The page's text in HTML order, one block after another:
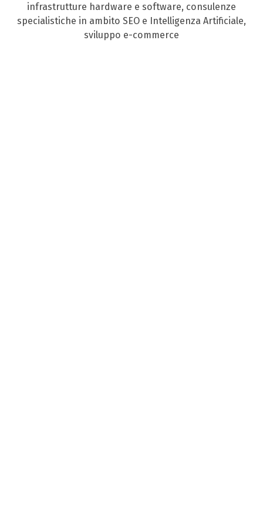
infrastrutture hardware e software, consulenze
specialistiche in ambito SEO e Intelligenza Artificiale,
sviluppo e-commerce